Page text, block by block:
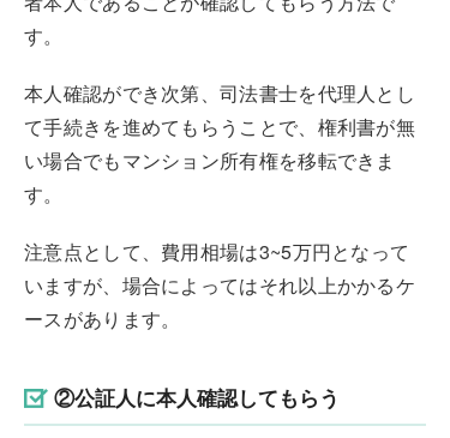
す。
本人確認ができ次第、司法書士を代理人とし
て手続きを進めてもらうことで、権利書が無
い場合でもマンション所有権を移転できま
す。
注意点として、費用相場は3~5万円となって
いますが、場合によってはそれ以上かかるケ
ースがあります。
②公証人に本人確認してもらう